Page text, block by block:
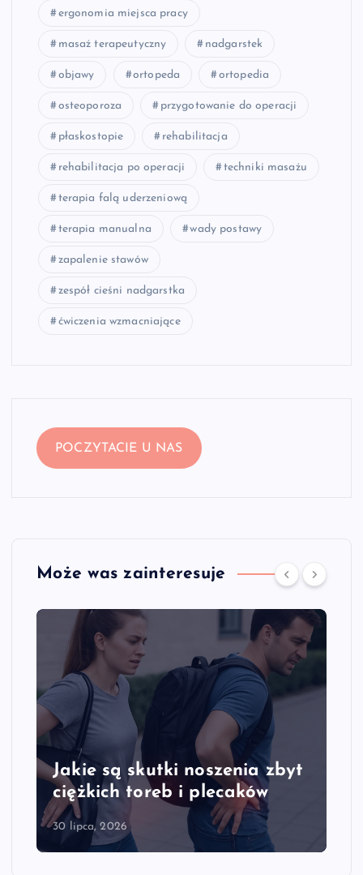
ergonomia miejsca pracy
masaż terapeutyczny nadgarstek
objawy ortopeda ortopedia
osteoporoza przygotowanie do operacji
płaskostopie rehabilitacja
rehabilitacja po operacji techniki masażu
terapia falą uderzeniową
terapia manualna wady postawy
zapalenie stawów
zespół cieśni nadgarstka
ćwiczenia wzmacniające
POCZYTACIE U NAS
Może was zainteresuje
Jakie są skutki noszenia zbyt
ciężkich toreb i plecaków
30 lipca, 2026